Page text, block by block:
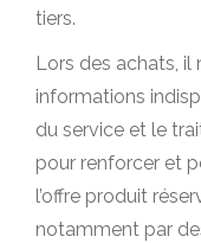
tiers.
Lors des achats, il
informations
du service et le
pour renforcer et
l’offre produit
notamment par